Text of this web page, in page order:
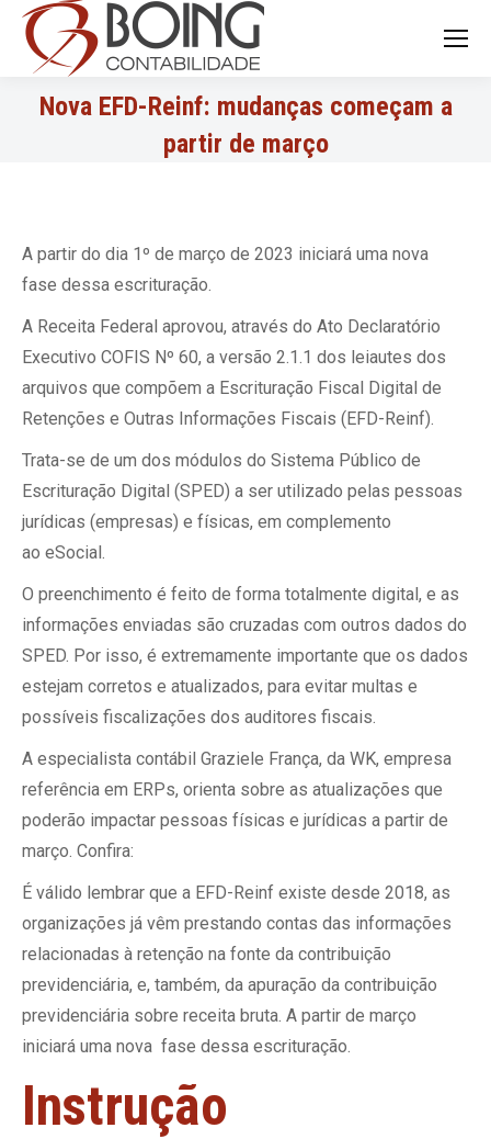
Search:
Nova EFD-Reinf: mudanças começam a
partir de março
A partir do dia 1º de março de 2023 iniciará uma nova
fase dessa escrituração.
A Receita Federal aprovou, através do Ato Declaratório
Executivo COFIS Nº 60, a versão 2.1.1 dos leiautes dos
arquivos que compõem a Escrituração Fiscal Digital de
Retenções e Outras Informações Fiscais (EFD-Reinf).
Trata-se de um dos módulos do Sistema Público de
Escrituração Digital (SPED) a ser utilizado pelas pessoas
jurídicas (empresas) e físicas, em complemento
ao eSocial.
O preenchimento é feito de forma totalmente digital, e as
informações enviadas são cruzadas com outros dados do
SPED. Por isso, é extremamente importante que os dados
estejam corretos e atualizados, para evitar multas e
possíveis fiscalizações dos auditores fiscais.
A especialista contábil Graziele França, da WK, empresa
referência em ERPs, orienta sobre as atualizações que
poderão impactar pessoas físicas e jurídicas a partir de
março. Confira:
É válido lembrar que a EFD-Reinf existe desde 2018, as
organizações já vêm prestando contas das informações
relacionadas à retenção na fonte da contribuição
previdenciária, e, também, da apuração da contribuição
previdenciária sobre receita bruta. A partir de março
iniciará uma nova fase dessa escrituração.
Instrução